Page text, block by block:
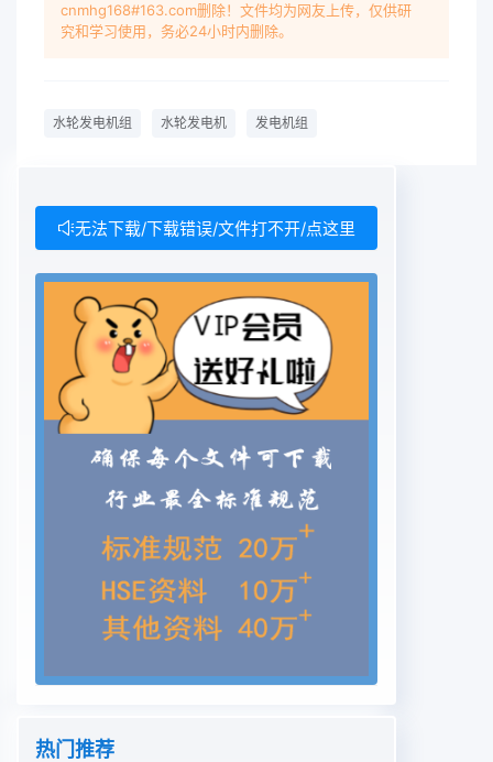
cnmhg168#163.com删除！文件均为网友上传，仅供研
究和学习使用，务必24小时内删除。
水轮发电机组 水轮发电机 发电机组
无法下载/下载错误/文件打不开/点这里
热门推荐